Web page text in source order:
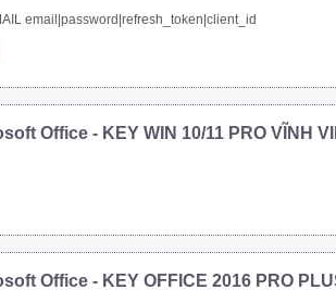
email|password|refresh_token|client_id
Office - KEY WIN 10/11 PRO VĨNH
Office - KEY OFFICE 2016 PRO